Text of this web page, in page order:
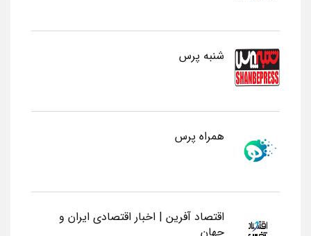
شنبه پرس
همراه پرس
اقتصاد آفرین | اخبار اقتصادی ایران و
جهان